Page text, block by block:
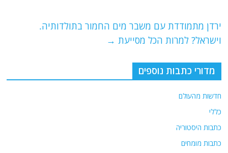
p
o
k
ירדן מתמודדת עם משבר מים החמור בתולדותיה.
וישראל? למרות הכל מסייעת →
מדורי כתבות נוספים
חדשות מהעולם
כללי
כתבות היסטוריה
כתבות מומחים